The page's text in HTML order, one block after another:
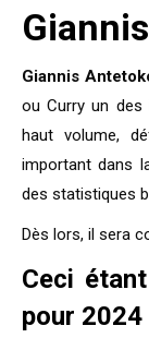
Giannis
ou Curry un des
haut volume,
important dans
des statistiques
Dès lors, il sera
Ceci
pour 2024